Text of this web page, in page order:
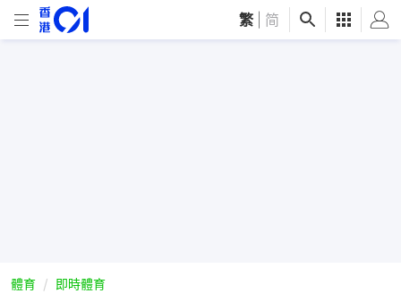
繁 简
體育 即時體育